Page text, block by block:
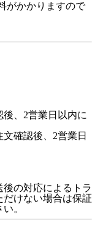
がかかりますので
、2営業日以内に
確認後、2営業日
の対応によるトラ
けない場合は保証
。